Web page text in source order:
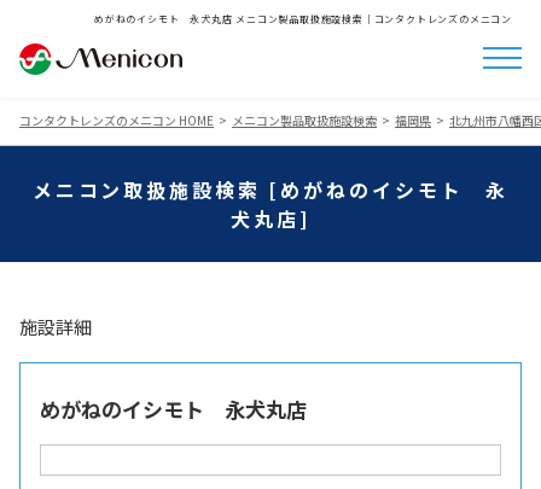
めがねのイシモト 永犬丸店 メニコン製品取扱施設検索│コンタクトレンズのメニコン
コンタクトレンズのメニコン HOME メニコン製品取扱施設検索 福岡県 北九州市八幡西
メニコン取扱施設検索 [めがねのイシモト 永
犬丸店]
施設詳細
めがねのイシモト 永犬丸店